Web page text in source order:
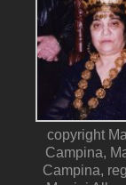
copyright
Campina,
Campina,